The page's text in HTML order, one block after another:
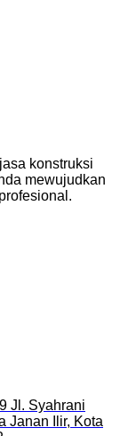
konstruksi
mewujudkan
Jl. Syahrani
Janan Ilir, Kota